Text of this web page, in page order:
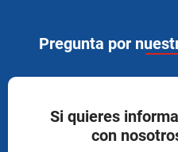
Pregunta por
Si quieres
con